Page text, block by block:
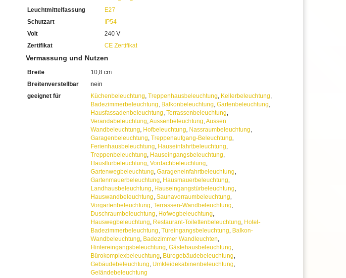
Ein externer austauschbarer Trafo ist im Lieferumfang inklusive
Ausserdem ist im Lieferumgang das Montagematerial enthalten
Sie haben bei uns 2 Jahre Garantie
Erkundigen Sie sich bei höherer Artikelanzahl nach Mengenrabatten
Wir freuen uns auf Ihre Anfragen
Leuchtmittelfassung
E27
Schutzart
IP54
Volt
240 V
Zertifikat
CE Zertifikat
Vermassung und Nutzen
Breite
10,8 cm
Breitenverstellbar
nein
geeignet für
Küchenbeleuchtung, Treppenhausbeleuchtung, Kellerbeleuchtung,
Badezimmerbeleuchtung, Balkonbeleuchtung, Gartenbeleuchtung,
Hausfassadenbeleuchtung, Terrassenbeleuchtung,
Verandabeleuchtung,Aussenbeleuchtung,Aussen
Wandbeleuchtung, Hofbeleuchtung, Nassraumbeleuchtung,
Garagenbeleuchtung, Treppenaufgang-Beleuchtung,
Ferienhausbeleuchtung, Hauseinfahrtbeleuchtung,
Treppenbeleuchtung, Hauseingangsbeleuchtung,
Hausflurbeleuchtung, Vordachbeleuchtung,
Gartenwegbeleuchtung, Garageneinfahrtbeleuchtung,
Gartenmauerbeleuchtung, Hausmauerbeleuchtung,
Landhausbeleuchtung, Hauseingangstürbeleuchtung,
Hauswandbeleuchtung, Saunavorraumbeleuchtung,
Vorgartenbeleuchtung, Terrassen-Wandbeleuchtung,
Duschraumbeleuchtung, Hofwegbeleuchtung,
Hauswegbeleuchtung, Restaurant-Toilettenbeleuchtung, Hotel-
Badezimmerbeleuchtung, Türeingangsbeleuchtung, Balkon-
Wandbeleuchtung, Badezimmer Wandleuchten,
Hintereingangsbeleuchtung, Gästehausbeleuchtung,
Bürokomplexbeleuchtung, Bürogebäudebeleuchtung,
Gebäudebeleuchtung, Umkleidekabinenbeleuchtung,
Geländebeleuchtung